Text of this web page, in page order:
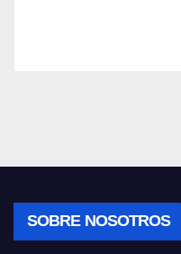
SOBRE NOSOTROS